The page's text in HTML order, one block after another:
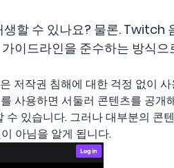
할 수 있나요? 물론. Twitch
이드라인을 준수하는 방식으
작권 침해에 대한 걱정 없이 사
사용하면 서둘러 콘텐츠를 공개
있습니다. 그러나 대부분의 콘
아님을 알게 됩니다.